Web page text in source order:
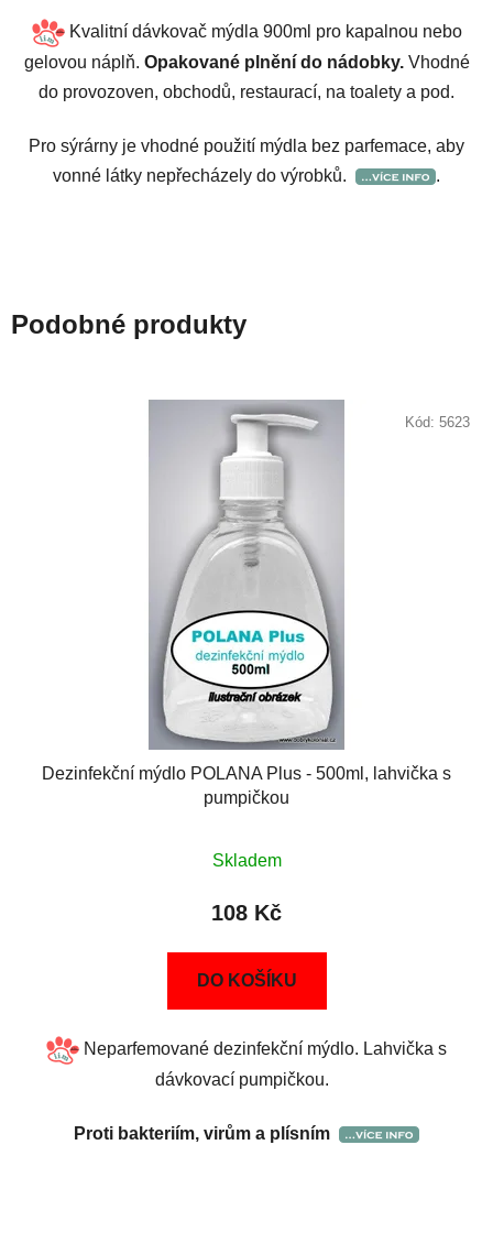
Kvalitní dávkovač mýdla 900ml pro kapalnou nebo
gelovou náplň. Opakované plnění do nádobky.Vhodné
do provozoven, obchodů, restaurací, na toalety a pod.
Pro sýrárny je vhodné použití mýdla bez parfemace, aby
vonné látky nepřecházely do výrobků.
.
Podobné produkty
Dezinfekční mýdlo POLANA Plus - 500ml, lahvička s
pumpičkou
Skladem
108 Kč
DO KOŠÍKU
Neparfemované dezinfekční mýdlo. Lahvička s
dávkovací pumpičkou.
Proti bakteriím, virům a plísním
Kód: 5623